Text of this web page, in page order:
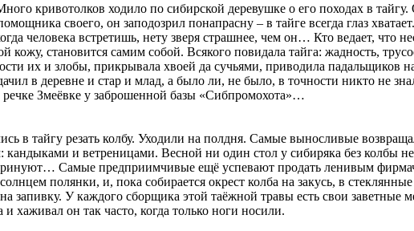
кривотолков ходило по сибирской деревушке о его походах в
своего, он заподозрил понапрасну – в тайге всегда глаз
человека встретишь, нету зверя страшнее, чем он… Кто ведает, что
кожу, становится самим собой. Всякого повидала тайга: жадность,
их и злобы, прикрывала хвоей да сучьями, приводила падальщиков
в деревне и стар и млад, а было ли, не было, в точности никто не
Змеёвке у заброшенной базы «Сибпромохота»…
в тайгу резать колбу. Уходили на полдня. Самые выносливые
и ветреницами. Весной ни один стол у сибиряка без колбы
Самые предприимчивые ещё успевают продать ленивым
полянки, и, пока собирается окрест колба на закусь, в
запивку. У каждого сборщика этой таёжной травы есть свои заветные
хаживал он так часто, когда только ноги носили.